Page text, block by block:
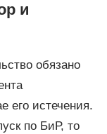
и
обязано
его истечения.
по БиР, то